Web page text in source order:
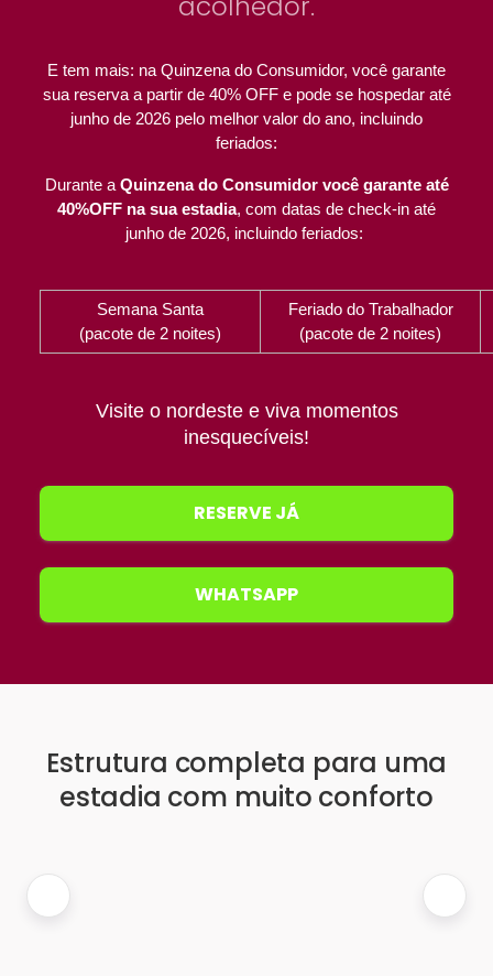
E tem mais: na Quinzena do Consumidor, você garante
sua reserva a partir de 40% OFF e pode se hospedar até
junho de 2026 pelo melhor valor do ano, incluindo
feriados:
Durante a Quinzena do Consumidor você garante até
40%OFF na sua estadia, com datas de check-in até
junho de 2026, incluindo feriados:
Semana Santa
(pacote de 2 noites)
Feriado do Trabalhador
(pacote de 2 noites)
Visite o nordeste e viva momentos
inesquecíveis!
RESERVE JÁ
WHATSAPP
Estrutura completa para uma
estadia com muito conforto